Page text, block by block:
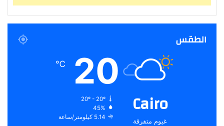
الطقس
Cairo
غيوم متفرقة
20
℃
20º - 20º
45%
5.14 كيلومتر/ساعة